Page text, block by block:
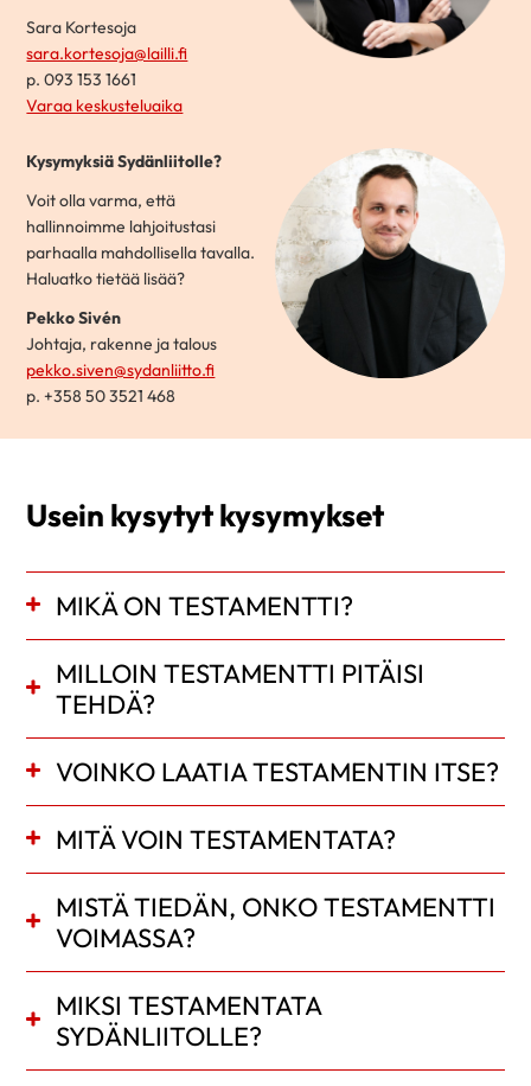
Sara Kortesoja
sara.kortesoja@lailli.fi
p. 093 153 1661
Varaa keskusteluaika
Kysymyksiä Sydänliitolle?
Voit olla varma, että
hallinnoimme lahjoitustasi
parhaalla mahdollisella tavalla.
Haluatko tietää lisää?
Pekko Sivén
Johtaja, rakenne ja talous
pekko.siven@sydanliitto.fi
p. +358 50 3521 468
Usein kysytyt kysymykset
MIKÄ ON TESTAMENTTI?
MILLOIN TESTAMENTTI PITÄISI
TEHDÄ?
VOINKO LAATIA TESTAMENTIN ITSE?
MITÄ VOIN TESTAMENTATA?
MISTÄ TIEDÄN, ONKO TESTAMENTTI
VOIMASSA?
MIKSI TESTAMENTATA
SYDÄNLIITOLLE?